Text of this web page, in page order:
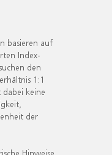
basieren auf
Index-
den
1:1
keine
der